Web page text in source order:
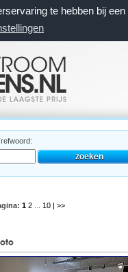
te hebben bij
1 2 10 | >>